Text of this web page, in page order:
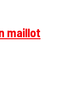
maillot